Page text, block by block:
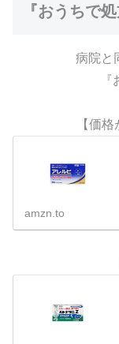
『おうちで
病院と
【価
amzn.to